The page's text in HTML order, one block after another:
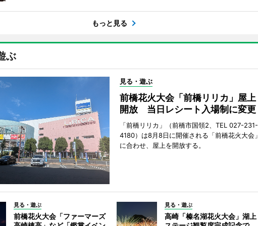
もっと見る
ぶ
見る・遊ぶ
前橋花火大会「前橋リリカ」屋上
開放 当日レシート入場制に変更
「前橋リリカ」（前橋市国領2、TEL 027-231-
4180）は8月8日に開催される「前橋花火大会」
に合わせ、屋上を開放する。
見る・遊ぶ
前橋花火大会「ファーマーズ
見る・遊ぶ
高崎「榛名湖花火大会」湖上